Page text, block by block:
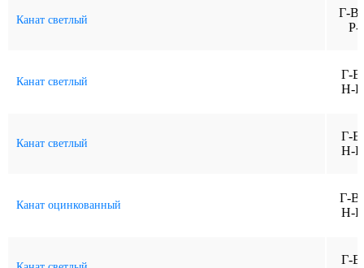
Канат светлый
Г-
Р-
Канат светлый
Г-
Н-
Канат светлый
Г-
Н-
Канат оцинкованный
Г-
Н-
Г-